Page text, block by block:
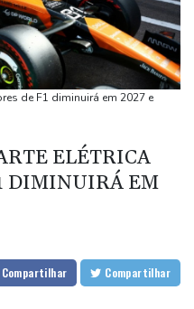
de abusos: a agenda do
assinam pacto de defesa em
de cachorro para enfrentar o
8,3%, seu nível mais alto
de F1 diminuirá em 2027 e
ELÉTRICA
DIMINUIRÁ EM
Compartilhar Compartilhar